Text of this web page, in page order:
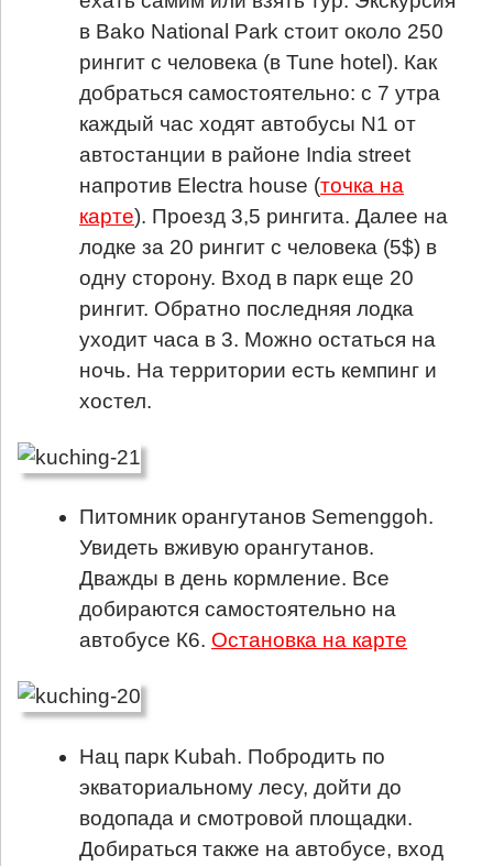
в Bako National Park стоит около 250
рингит с человека (в Tune hotel). Как
добраться самостоятельно: с 7 утра
каждый час ходят автобусы N1 от
автостанции в районе India street
напротив Electra house (точка на
карте). Проезд 3,5 рингита. Далее на
лодке за 20 рингит с человека (5$) в
одну сторону. Вход в парк еще 20
рингит. Обратно последняя лодка
уходит часа в 3. Можно остаться на
ночь. На территории есть кемпинг и
хостел.
Питомник орангутанов Semenggoh.
Увидеть вживую орангутанов.
Дважды в день кормление. Все
добираются самостоятельно на
автобусе К6. Остановка на карте
Нац парк Kubah. Побродить по
экваториальному лесу, дойти до
водопада и смотровой площадки.
Добираться также на автобусе, вход